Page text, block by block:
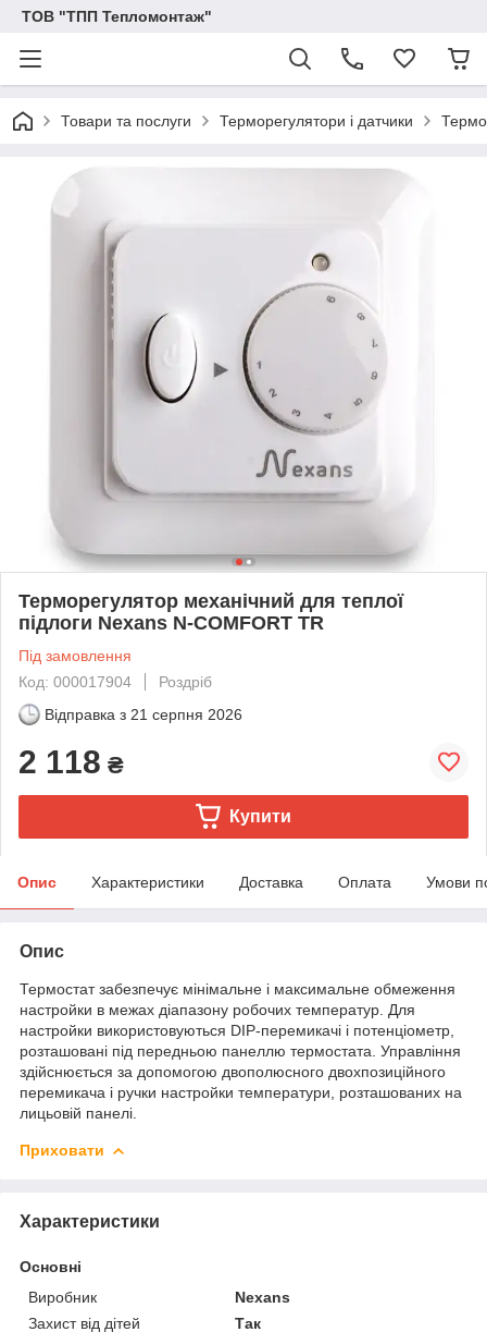
ТОВ "ТПП Тепломонтаж"
Товари та послуги Терморегулятори і датчики
Терморегулятор механічний для теплої
підлоги Nexans N-COMFORT TR
Під замовлення
Код: 000017904
Роздріб
Відправка з 21 серпня 2026
2 118 ₴
Купити
Опис Характеристики Доставка Оплата Умови
Опис
Термостат забезпечує мінімальне і максимальне обмеження
настройки в межах діапазону робочих температур. Для
настройки використовуються DIP-перемикачі і потенціометр,
розташовані під передньою панеллю термостата. Управління
здійснюється за допомогою двополюсного двохпозиційного
перемикача і ручки настройки температури, розташованих на
лицьовій панелі.
Приховати
Характеристики
Основні
Виробник
Nexans
Захист від дітей
Так